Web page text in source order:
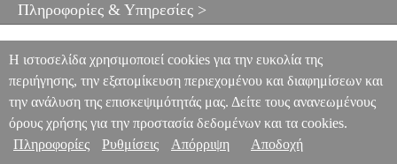
ΠΝΕΥΣΤΩΝ TREVOR WYE-PRACTICE BOOK FOR THE
Πληροφορίες & Υπηρεσίες >
Η ιστοσελίδα χρησιμοποιεί cookies για την ευκολία της
περιήγησης, την εξατομίκευση περιεχομένου και διαφημίσεων και
την ανάλυση της επισκεψιμότητάς μας. Δείτε τους ανανεωμένους
όρους χρήσης για την προστασία δεδομένων και τα cookies.
Πληροφορίες
Ρυθμίσεις Απόρριψη Αποδοχή